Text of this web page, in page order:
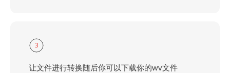
3
让文件进行转换随后你可以下载你的wv文件